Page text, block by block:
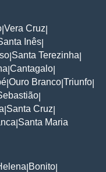
Vera Cruz
Inês
Santa Terezinha
Cantagalo
Ouro Branco Triunfo
Santa Cruz
Santa Maria
Bonito